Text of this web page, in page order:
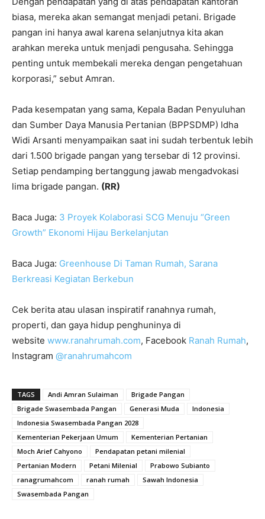
biasa, mereka akan semangat menjadi petani. Brigade
pangan ini hanya awal karena selanjutnya kita akan
arahkan mereka untuk menjadi pengusaha. Sehingga
penting untuk membekali mereka dengan pengetahuan
korporasi,” sebut Amran.
Pada kesempatan yang sama, Kepala Badan Penyuluhan
dan Sumber Daya Manusia Pertanian (BPPSDMP) Idha
Widi Arsanti menyampaikan saat ini sudah terbentuk lebih
dari 1.500 brigade pangan yang tersebar di 12 provinsi.
Setiap pendamping bertanggung jawab mengadvokasi
lima brigade pangan. (RR)
Baca Juga: 3 Proyek Kolaborasi SCG Menuju “Green
Growth” Ekonomi Hijau Berkelanjutan
Baca Juga: Greenhouse Di Taman Rumah, Sarana
Berkreasi Kegiatan Berkebun
Cek berita atau ulasan inspiratif ranahnya rumah,
properti, dan gaya hidup penghuninya di
website www.ranahrumah.com, Facebook Ranah Rumah,
Instagram @ranahrumahcom
TAGS Andi Amran Sulaiman
Brigade Pangan
Brigade Swasembada Pangan
Generasi Muda
Indonesia
Indonesia Swasembada Pangan 2028
Kementerian Pekerjaan Umum
Kementerian Pertanian
Moch Arief Cahyono
Pendapatan petani milenial
Pertanian Modern
Petani Milenial
Prabowo Subianto
ranagrumahcom
ranah rumah
Sawah Indonesia
Swasembada Pangan